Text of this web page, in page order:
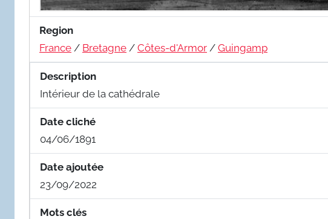
Region
France / Bretagne / Côtes-d'Armor / Guingamp
Description
Intérieur de la cathédrale
Date cliché
04/06/1891
Date ajoutée
23/09/2022
Mots clés